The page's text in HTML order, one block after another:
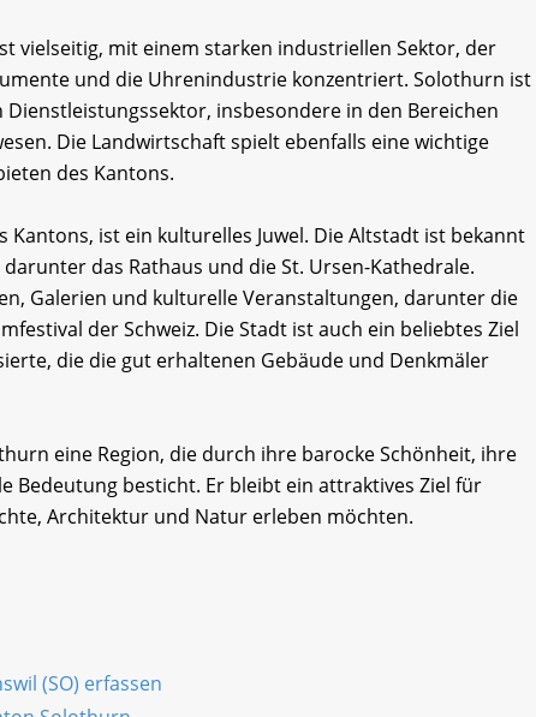
vielseitig, mit einem starken industriellen Sektor, der
und die Uhrenindustrie konzentriert. Solothurn ist
insbesondere in den Bereichen
Die Landwirtschaft spielt ebenfalls eine wichtige
des Kantons.
ist ein kulturelles Juwel. Die Altstadt ist bekannt
das Rathaus und die St. Ursen-Kathedrale.
Galerien und kulturelle Veranstaltungen, darunter die
der Schweiz. Die Stadt ist auch ein beliebtes Ziel
die die gut erhaltenen Gebäude und Denkmäler
eine Region, die durch ihre barocke Schönheit, ihre
Bedeutung besticht. Er bleibt ein attraktives Ziel für
Architektur und Natur erleben möchten.
(SO) erfassen